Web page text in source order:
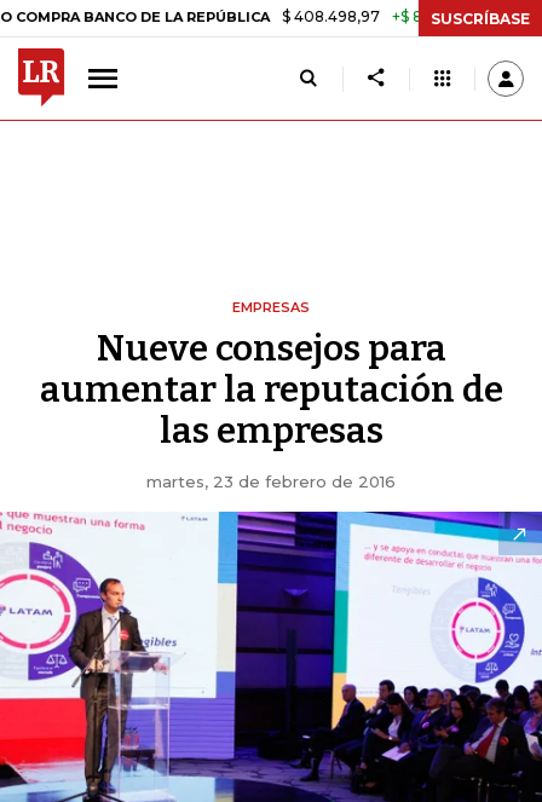
BANCO DE LA REPÚBLICA $ 408.498,97 +$ 8.753,81 +2,19%
SUSCRÍBASE
EMPRESAS
Nueve consejos para
aumentar la reputación de
las empresas
martes, 23 de febrero de 2016